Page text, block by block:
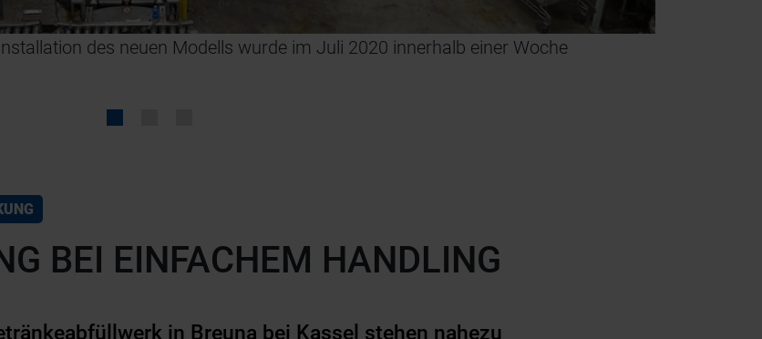
des neuen Modells wurde im Juli 2020 innerhalb einer Woche
BEI EINFACHEM HANDLING
in Breuna bei Kassel stehen nahezu